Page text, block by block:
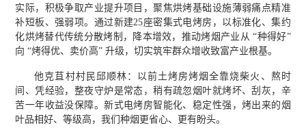
实际，积极争取产业提升项目，聚焦烘烤基础设施薄弱痛点精准
补短板、强弱项。通过新建25座密集式电烤房，以标准化、集约
化烘烤替代传统分散烤制，降本增效，推动烤烟产业从 “种得好”
向 “烤得优、卖价高” 升级，切实筑牢群众增收致富产业根基。
他克苴村村民邱顺林：以前土烤房烤烟全靠烧柴火、熬时
间、凭经验，整夜守炉是常态，稍有疏忽烟叶就烤坏、刮灰，辛
苦一年收益没保障。新式电烤房智能化、稳定性强，烤出来的烟
叶品相好、等级高，我们种烟更省心、更有盼头。